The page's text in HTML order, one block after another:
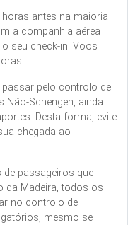
horas antes na maioria
a companhia aérea
seu check-in. Voos
passar pelo controlo de
Não-Schengen, ainda
Desta forma, evite
chegada ao
de passageiros que
da Madeira, todos os
no controlo de
mesmo se